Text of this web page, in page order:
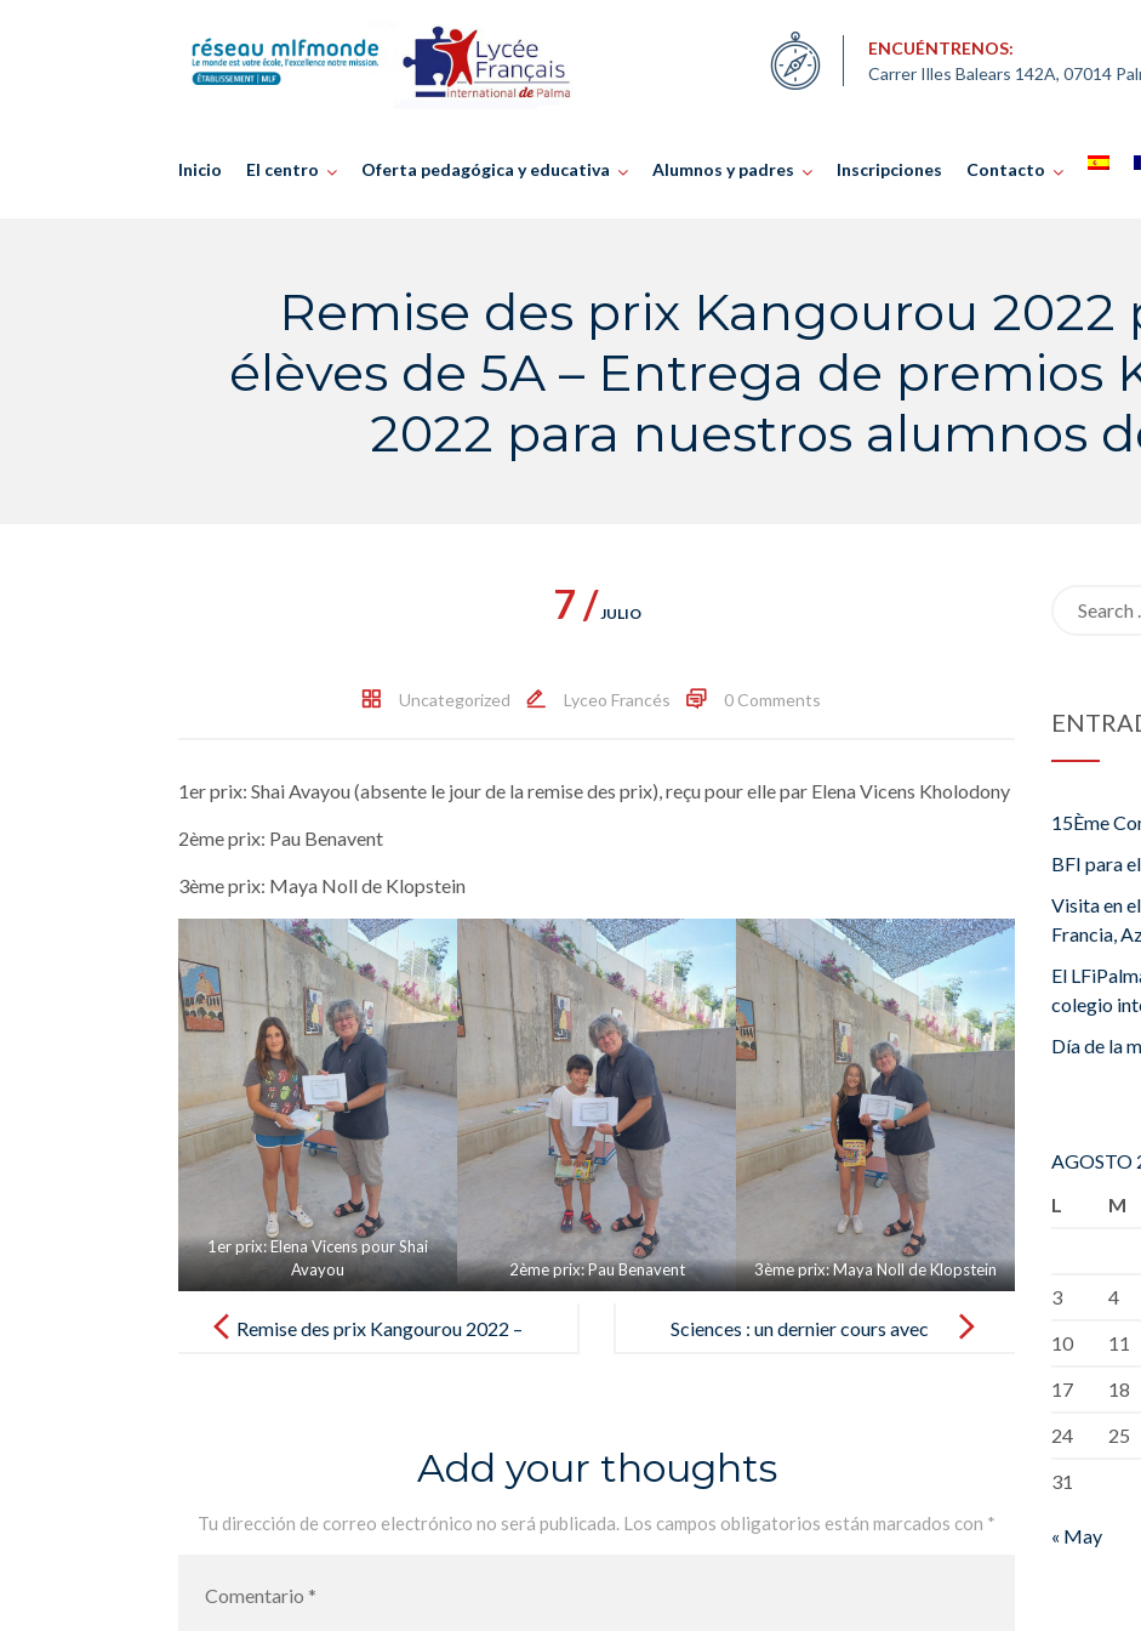
ENCUÉNTRENOS:
Carrer Illes Balears 142A, 07014
Inicio El centro Oferta pedagógica y educativa Alumnos y padres Inscripciones Contacto
Remise des prix Kangourou 2022
élèves de 5A – Entrega de premios
2022 para nuestros alumnos
7 /JULIO
Uncategorized Lyceo Francés 0 Comments
1er prix: Shai Avayou (absente le jour de la remise des prix), reçu pour elle par Elena Vicens Kholodony
2ème prix: Pau Benavent
3ème prix: Maya Noll de Klopstein
1er prix: Elena Vicens pour Shai
Avayou
2ème prix: Pau Benavent 3ème prix: Maya Noll de Klopstein
navigationRemise des prix Kangourou 2022 –
Sciences : un dernier cours avec
Add your thoughts
Tu dirección de correo electrónico no será publicada. Los campos obligatorios están marcados con *
15Ème
BFI para
Visita en
Francia,
El
colegio
Día de la
AGOSTO
L
M
3
4
10
11
17
18
24
25
31
« May